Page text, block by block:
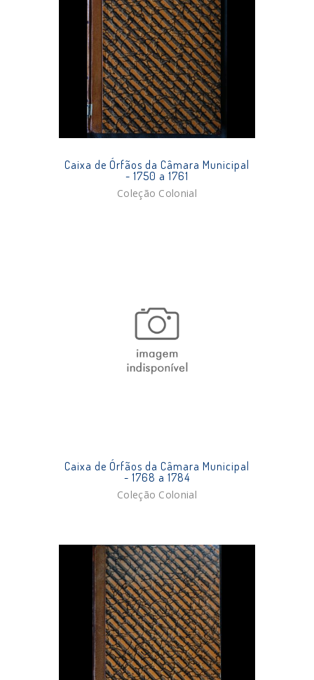
Caixa de Órfãos da Câmara Municipal
- 1750 a 1761
Coleção Colonial
Caixa de Órfãos da Câmara Municipal
- 1768 a 1784
Coleção Colonial